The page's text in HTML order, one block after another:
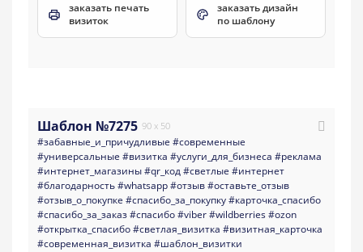
заказать печать
визиток
заказать дизайн
по шаблону
Шаблон №7275 90 x 50
#забавные_и_причудливые #современные
#универсальные #визитка #услуги_для_бизнеса #реклама
#интернет_магазины#qr_код#светлые #интернет
#благодарность#whatsapp#отзыв#оставьте_отзыв
#отзыв_о_покупке #спасибо_за_покупку#карточка_спасибо
#спасибо_за_заказ#спасибо#viber#wildberries#ozon
#открытка_спасибо#светлая_визитка #визитная_карточка
#современная_визитка #шаблон_визитки